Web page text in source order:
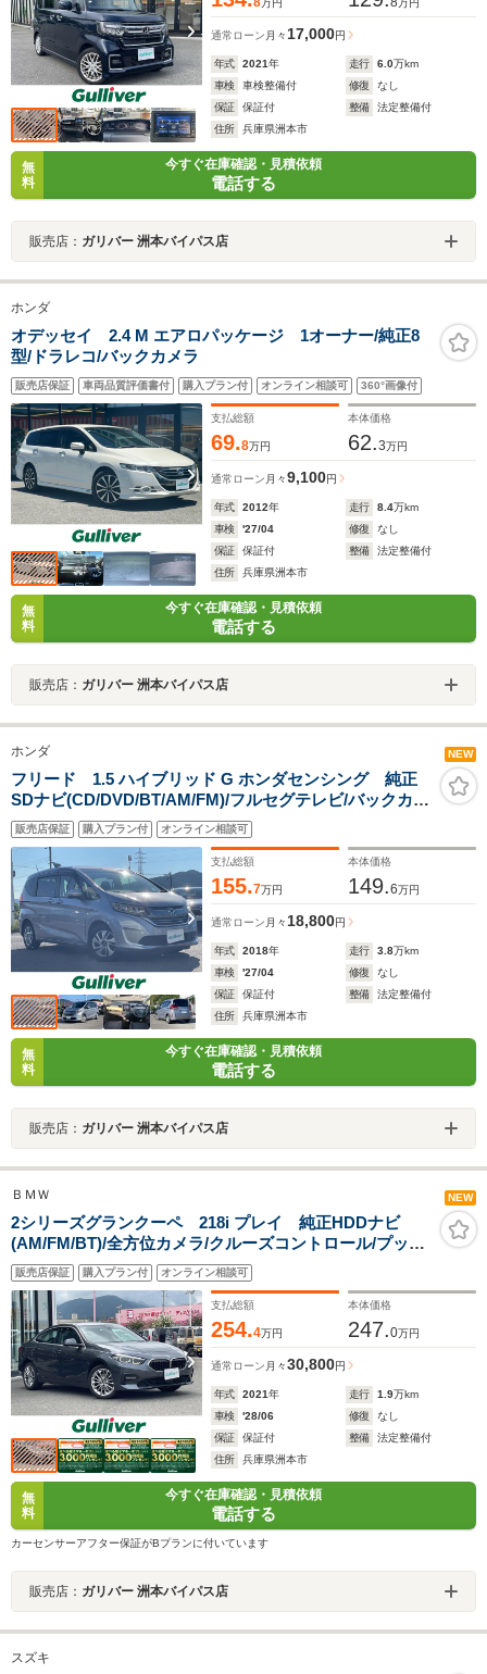
万円 万円
通常ローン 月々17,000円
年式 2021年 走行 6.0万km
車検
車検整備付 修復
なし
保証
保証付 整備
法定整備付
住所
兵庫県洲本市
無
料
今すぐ在庫確認・見積依頼
電話する
販売店： ガリバー 洲本バイパス店
ホンダ
オデッセイ 2.4 M エアロパッケージ 1オーナー/純正8
型/ドラレコ/バックカメラ
販売店保証 車両品質評価書付 購入プラン付 オンライン相談可 360°画像付
支払総額
69.8万円
本体価格
62.3万円
通常ローン 月々9,100円
年式 2012年 走行 8.4万km
車検
'27/04 修復
なし
保証
保証付 整備
法定整備付
住所
兵庫県洲本市
無
料
今すぐ在庫確認・見積依頼
電話する
販売店： ガリバー 洲本バイパス店
ホンダ NEW
フリード 1.5 ハイブリッド G ホンダセンシング 純正
SDナビ(CD/DVD/BT/AM/FM)/フルセグテレビ/バックカメ
ラ/クルーズコントロール/プッシュスタート/両側パワース
ライドドア/ビルトインETC/LEDヘッドライト/ドライブレ
コーダー
販売店保証 購入プラン付 オンライン相談可
支払総額
155.7万円
本体価格
149.6万円
通常ローン 月々18,800円
年式 2018年 走行 3.8万km
車検
'27/04 修復
なし
保証
保証付 整備
法定整備付
住所
兵庫県洲本市
無
料
今すぐ在庫確認・見積依頼
電話する
販売店： ガリバー 洲本バイパス店
ＢＭＷ NEW
2シリーズグランクーペ 218i プレイ 純正HDDナビ
(AM/FM/BT)/全方位カメラ/クルーズコントロール/プッシ
ュスタート/運転席パワーシート/ETC/LEDヘッドライト/
オートライト/コーナーセンサー/ステアリングスイッチ
販売店保証 購入プラン付 オンライン相談可
支払総額
254.4万円
本体価格
247.0万円
通常ローン 月々30,800円
年式 2021年 走行 1.9万km
車検
'28/06 修復
なし
保証
保証付 整備
法定整備付
住所
兵庫県洲本市
無
料
今すぐ在庫確認・見積依頼
電話する
カーセンサーアフター保証がBプランに付いています
販売店： ガリバー 洲本バイパス店
スズキ